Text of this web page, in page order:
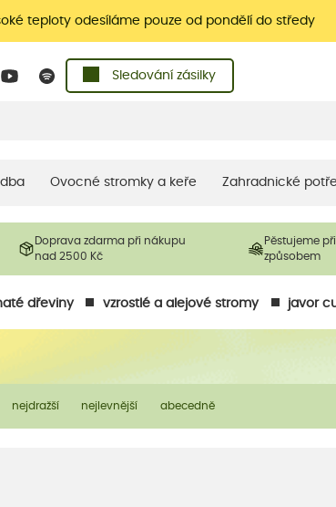
teploty odesíláme pouze od pondělí do středy
Sledování zásilky
Ovocné stromky a keře Zahradnické
Doprava zdarma při nákupu
nad 2500 Kč
Pěstujeme
způsobem
dřeviny vzrostlé a alejové stromy javor
nejdražší nejlevnější abecedně